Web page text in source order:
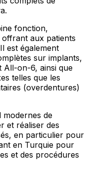
fonction,
aux patients
est également
sur implants,
All-on-6, ainsi que
telles que les
(overdentures)
modernes de
et réaliser des
en particulier pour
en Turquie pour
et des procédures